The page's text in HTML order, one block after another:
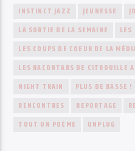
INSTINCT JAZZ JEUNESSE
LA SORTIE DE LA SEMAINE
LES
LES COUPS DE COEUR DE LA
LES RACONTARS DE CITROUILLE
NIGHT TRAIN
PLUS DE BASSE !
RENCONTRES
REPORTAGE
TOUT UN POÈME
UNPLUG